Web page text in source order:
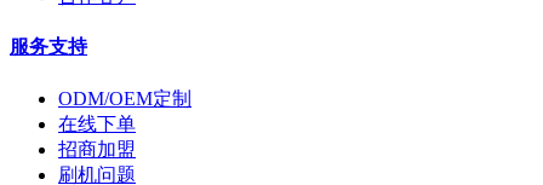
服务支持
ODM/OEM定制
在线下单
招商加盟
刷机问题